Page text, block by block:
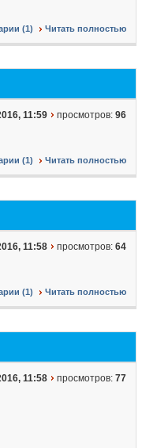
(1) Читать полностью
11:59 просмотров: 96
(1) Читать полностью
11:58 просмотров: 64
(1) Читать полностью
11:58 просмотров: 77